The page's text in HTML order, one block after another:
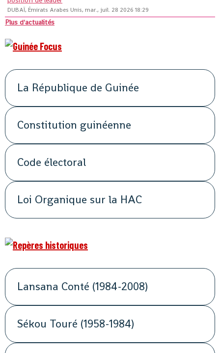
DUBAÏ, Émirats Arabes Unis, mar., juil. 28 2026 18:29
Plus d'actualités
La République de Guinée
Constitution guinéenne
Code électoral
Loi Organique sur la HAC
Lansana Conté (1984-2008)
Sékou Touré (1958-1984)